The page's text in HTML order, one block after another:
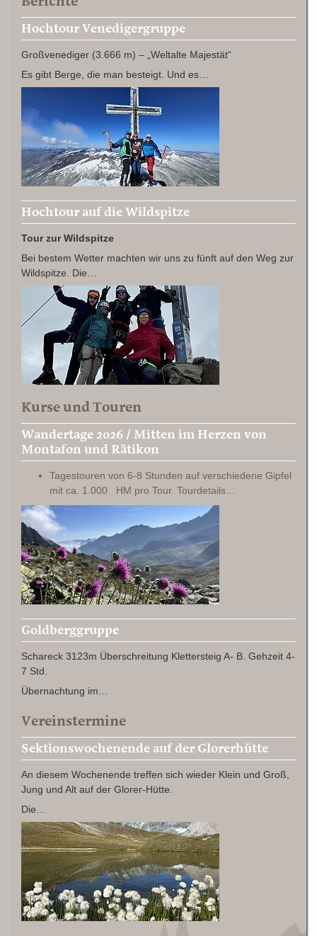
Hochtour Venedigergruppe
Großvenediger (3.666 m) – „Weltalte Majestät“
Es gibt Berge, die man besteigt. Und es…
Hochtour auf die Wildspitze
Tour zur Wildspitze
Bei bestem Wetter machten wir uns zu fünft auf den Weg zur
Wildspitze. Die…
Kurse und Touren
Wandertage 2026 / Mitten im Herzen von
Montafon und Rätikon
Tagestouren von 6-8 Stunden auf verschiedene Gipfel
mit ca. 1.000 HM pro Tour. Tourdetails…
Goldberggruppe
Schareck 3123m Überschreitung Klettersteig A- B. Gehzeit 4-
7 Std.
Übernachtung im…
Vereinstermine
Sektionswochenende auf der Glorerhütte
An diesem Wochenende treffen sich wieder Klein und Groß,
Jung und Alt auf der Glorer-Hütte.
Die…